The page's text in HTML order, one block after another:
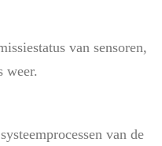
van sensoren,
weer.
van de